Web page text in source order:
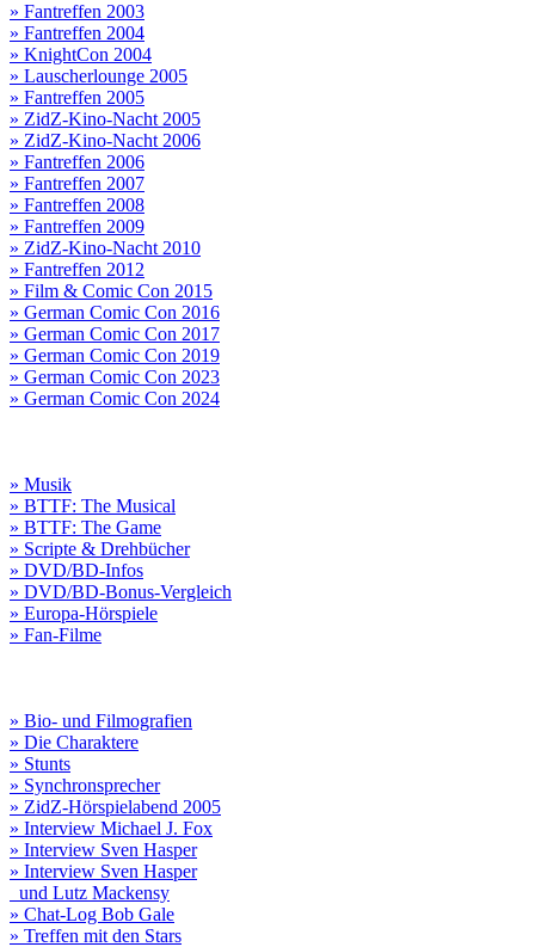
» Fantreffen 2003
» Fantreffen 2004
» KnightCon 2004
» Lauscherlounge 2005
» Fantreffen 2005
» ZidZ-Kino-Nacht 2005
» ZidZ-Kino-Nacht 2006
» Fantreffen 2006
» Fantreffen 2007
» Fantreffen 2008
» Fantreffen 2009
» ZidZ-Kino-Nacht 2010
» Fantreffen 2012
» Film & Comic Con 2015
» German Comic Con 2016
» German Comic Con 2017
» German Comic Con 2019
» German Comic Con 2023
» German Comic Con 2024
» Musik
» BTTF: The Musical
» BTTF: The Game
» Scripte & Drehbücher
» DVD/BD-Infos
» DVD/BD-Bonus-Vergleich
» Europa-Hörspiele
» Fan-Filme
» Bio- und Filmografien
» Die Charaktere
» Stunts
» Synchronsprecher
» ZidZ-Hörspielabend 2005
» Interview Michael J. Fox
» Interview Sven Hasper
» Interview Sven Hasper
und Lutz Mackensy
» Chat-Log Bob Gale
» Treffen mit den Stars